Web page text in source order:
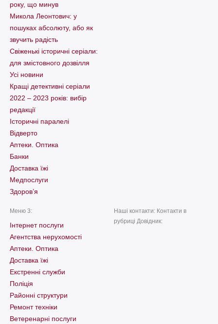
року, що минув
Микола Леонтович: у
пошуках абсолюту, або як
звучить радість
Свіженькі історичні серіали:
для змістовного дозвілля
Усі новини
Кращі детективні серіали
2022 – 2023 років: вибір
редакції
Історичні паралелі
Відверто
Аптеки. Оптика
Банки
Доставка їжі
Медпослуги
Здоров’я
Меню 3:
Інтернет послуги
Агентства нерухомості
Аптеки. Оптика
Доставка їжі
Екстренні служби
Поліція
Районні структури
Ремонт техніки
Ветеренарні послуги
Наші контакти: Контакти в
рубриці Довідник: